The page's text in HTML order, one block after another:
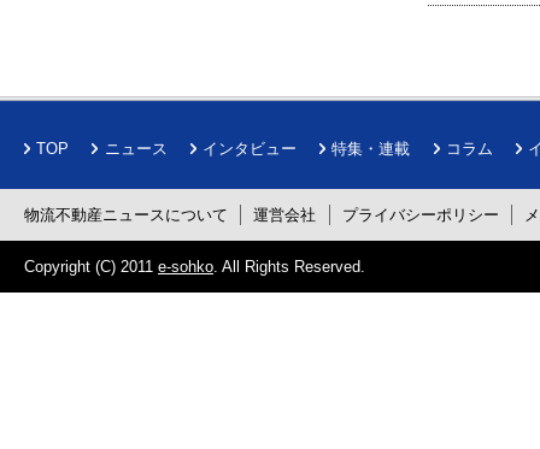
TOP ニュース インタビュー 特集・連載 コラム
物流不動産ニュースについて 運営会社 プライバシーポリシー
Copyright (C) 2011 e-sohko . All Rights Reserved.